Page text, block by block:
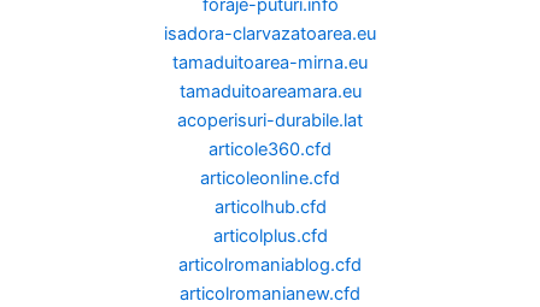
foraje-puturi.info
isadora-clarvazatoarea.eu
tamaduitoarea-mirna.eu
tamaduitoareamara.eu
acoperisuri-durabile.lat
articole360.cfd
articoleonline.cfd
articolhub.cfd
articolplus.cfd
articolromaniablog.cfd
articolromanianew.cfd